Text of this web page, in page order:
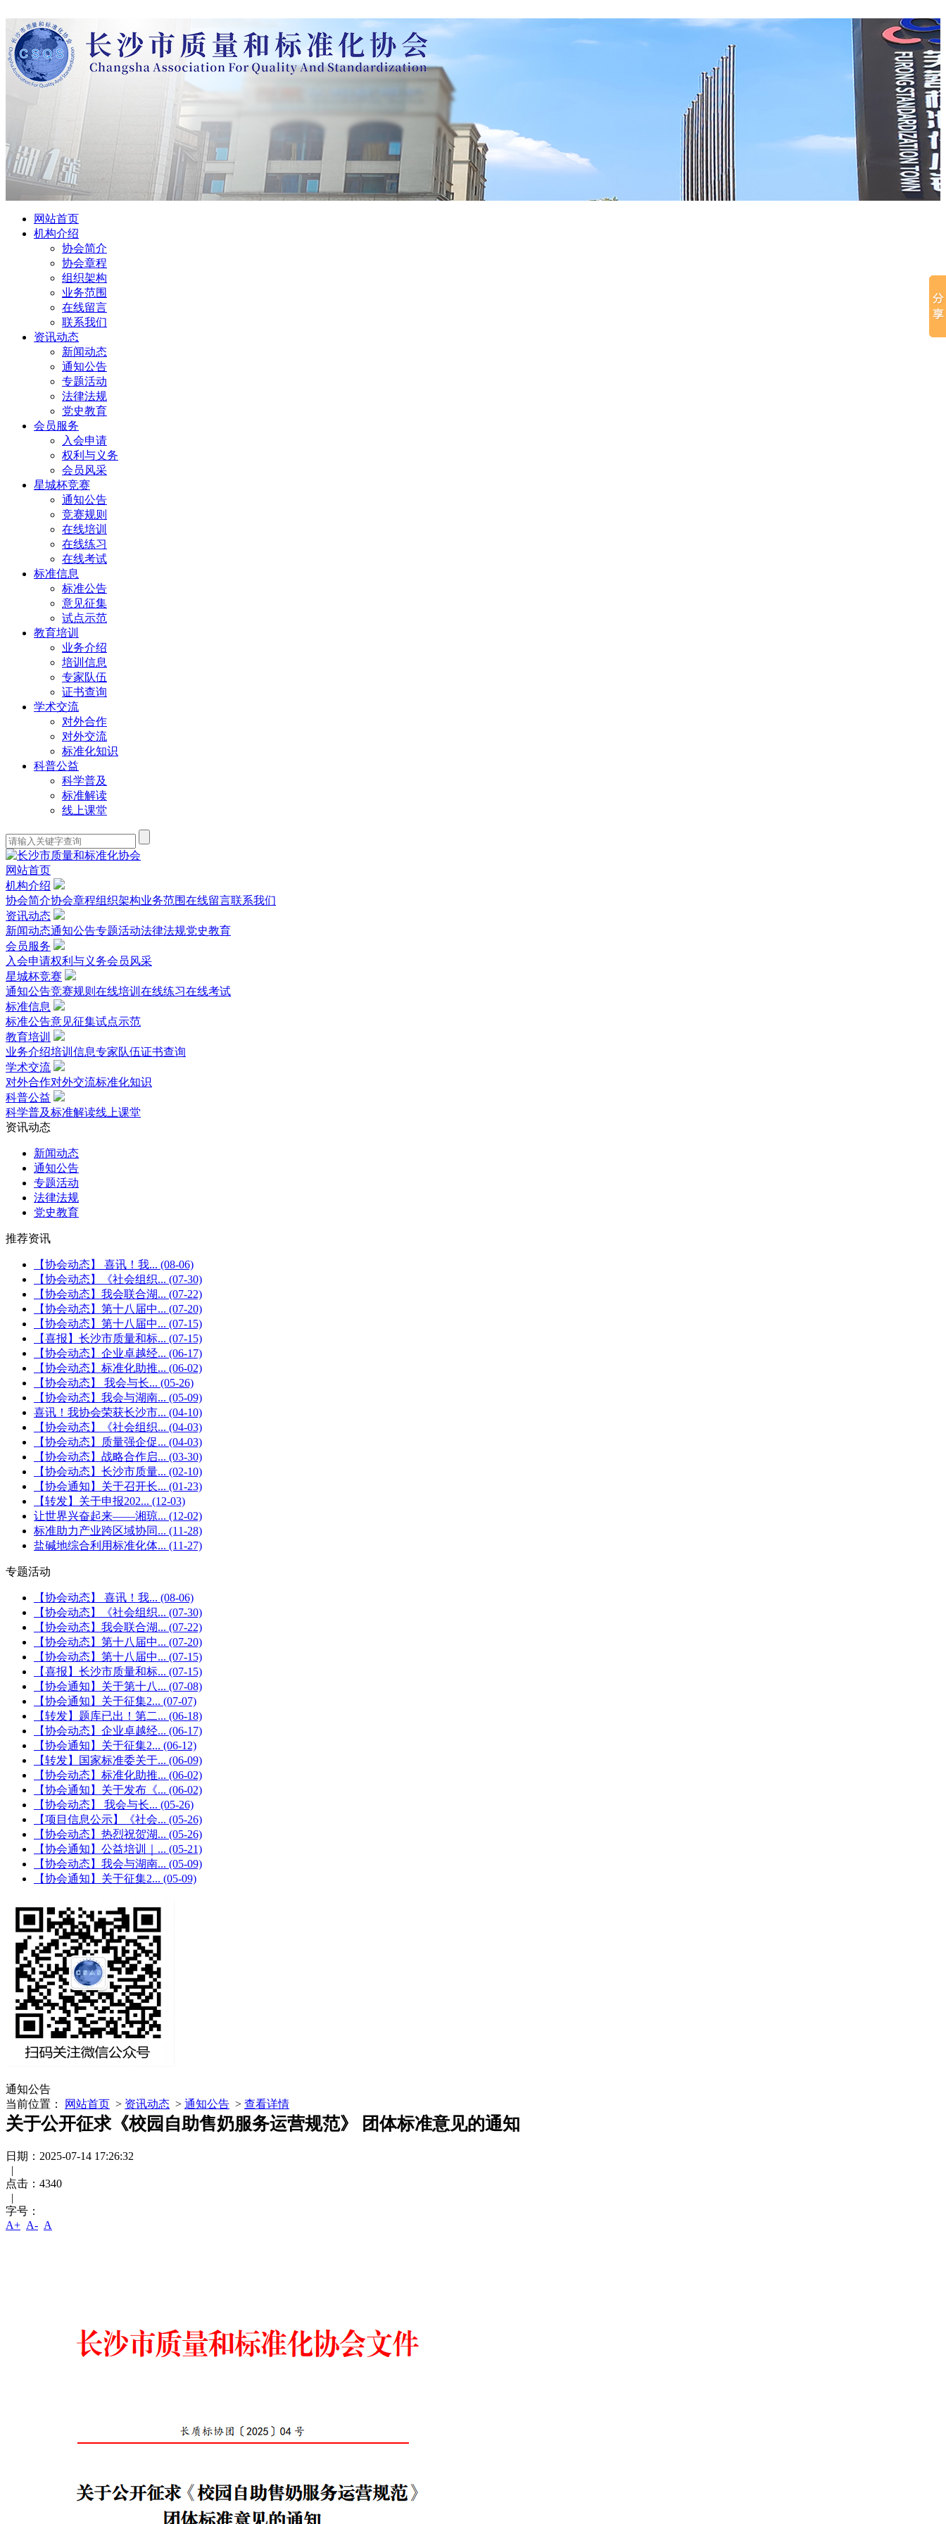
网站首页
机构介绍
协会简介
协会章程
组织架构
业务范围
在线留言
联系我们
资讯动态
新闻动态
通知公告
专题活动
法律法规
党史教育
会员服务
入会申请
权利与义务
会员风采
星城杯竞赛
通知公告
竞赛规则
在线培训
在线练习
在线考试
标准信息
标准公告
意见征集
试点示范
教育培训
业务介绍
培训信息
专家队伍
证书查询
学术交流
对外合作
对外交流
标准化知识
科普公益
科学普及
标准解读
线上课堂
网站首页
机构介绍
协会简介协会章程组织架构业务范围在线留言联系我们
资讯动态
新闻动态通知公告专题活动法律法规党史教育
会员服务
入会申请权利与义务会员风采
星城杯竞赛
通知公告竞赛规则 在线培训 在线练习在线考试
标准信息
标准公告意见征集试点示范
教育培训
业务介绍培训信息专家队伍证书查询
学术交流
对外合作对外交流标准化知识
科普公益
科学普及标准解读线上课堂
资讯动态
新闻动态
通知公告
专题活动
法律法规
党史教育
推荐资讯
【协会动态】 喜讯！我... (08-06)
【协会动态】《社会组织... (07-30)
【协会动态】我会联合湖... (07-22)
【协会动态】第十八届中... (07-20)
【协会动态】第十八届中... (07-15)
【喜报】长沙市质量和标... (07-15)
【协会动态】企业卓越经... (06-17)
【协会动态】标准化助推... (06-02)
【协会动态】 我会与长... (05-26)
【协会动态】我会与湖南... (05-09)
喜讯！我协会荣获长沙市... (04-10)
【协会动态】《社会组织... (04-03)
【协会动态】质量强企促... (04-03)
【协会动态】战略合作启... (03-30)
【协会动态】长沙市质量... (02-10)
【协会通知】关于召开长... (01-23)
【转发】关于申报202... (12-03)
让世界兴奋起来——湘琼... (12-02)
标准助力产业跨区域协同... (11-28)
盐碱地综合利用标准化体... (11-27)
专题活动
【协会动态】 喜讯！我... (08-06)
【协会动态】《社会组织... (07-30)
【协会动态】我会联合湖... (07-22)
【协会动态】第十八届中... (07-20)
【协会动态】第十八届中... (07-15)
【喜报】长沙市质量和标... (07-15)
【协会通知】关于第十八... (07-08)
【协会通知】关于征集2... (07-07)
【转发】题库已出！第二... (06-18)
【协会动态】企业卓越经... (06-17)
【协会通知】关于征集2... (06-12)
【转发】国家标准委关于... (06-09)
【协会动态】标准化助推... (06-02)
【协会通知】关于发布《... (06-02)
【协会动态】 我会与长... (05-26)
【项目信息公示】《社会... (05-26)
【协会动态】热烈祝贺湖... (05-26)
【协会通知】公益培训｜... (05-21)
【协会动态】我会与湖南... (05-09)
【协会通知】关于征集2... (05-09)
通知公告
当前位置：
网站首页 > 资讯动态 > 通知公告 > 查看详情
关于公开征求《校园自助售奶服务运营规范》 团体标准意见的通知
日期：2025-07-14 17:26:32
|
点击： 4340
|
字号：
A+ A- A